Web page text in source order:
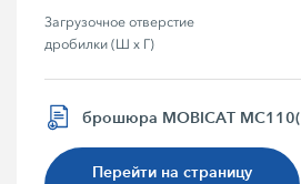
Загрузочное отверстие
дробилки (Ш x Г)
брошюра MOBICAT
Перейти на страницу